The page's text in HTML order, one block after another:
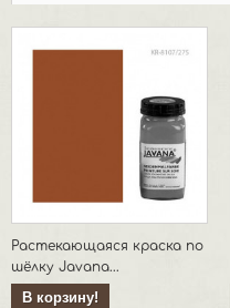
Растекающаяся краска по
шёлку Javana...
В корзину!